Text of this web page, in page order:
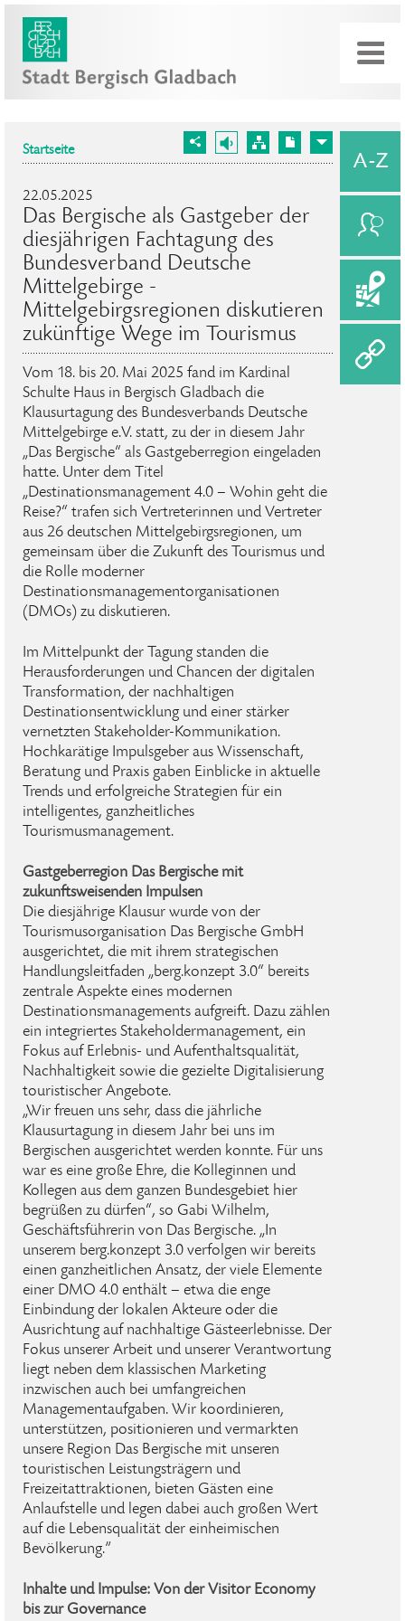
Startseite
22.05.2025
Das Bergische als Gastgeber der
diesjährigen Fachtagung des
Bundesverband Deutsche
Mittelgebirge -
Mittelgebirgsregionen diskutieren
zukünftige Wege im Tourismus
Vom 18. bis 20. Mai 2025 fand im Kardinal
Schulte Haus in Bergisch Gladbach die
Klausurtagung des Bundesverbands Deutsche
Mittelgebirge e.V. statt, zu der in diesem Jahr
„Das Bergische“ als Gastgeberregion eingeladen
hatte. Unter dem Titel
„Destinationsmanagement 4.0 – Wohin geht die
Reise?“ trafen sich Vertreterinnen und Vertreter
aus 26 deutschen Mittelgebirgsregionen, um
gemeinsam über die Zukunft des Tourismus und
die Rolle moderner
Destinationsmanagementorganisationen
(DMOs) zu diskutieren.
Im Mittelpunkt der Tagung standen die
Herausforderungen und Chancen der digitalen
Transformation, der nachhaltigen
Destinationsentwicklung und einer stärker
vernetzten Stakeholder-Kommunikation.
Hochkarätige Impulsgeber aus Wissenschaft,
Beratung und Praxis gaben Einblicke in aktuelle
Trends und erfolgreiche Strategien für ein
intelligentes, ganzheitliches
Tourismusmanagement.
Gastgeberregion Das Bergische mit
zukunftsweisenden Impulsen
Die diesjährige Klausur wurde von der
Tourismusorganisation Das Bergische GmbH
ausgerichtet, die mit ihrem strategischen
Handlungsleitfaden „berg.konzept 3.0“ bereits
zentrale Aspekte eines modernen
Destinationsmanagements aufgreift. Dazu zählen
ein integriertes Stakeholdermanagement, ein
Fokus auf Erlebnis- und Aufenthaltsqualität,
Nachhaltigkeit sowie die gezielte Digitalisierung
touristischer Angebote.
„Wir freuen uns sehr, dass die jährliche
Klausurtagung in diesem Jahr bei uns im
Bergischen ausgerichtet werden konnte. Für uns
war es eine große Ehre, die Kolleginnen und
Kollegen aus dem ganzen Bundesgebiet hier
begrüßen zu dürfen“, so Gabi Wilhelm,
Geschäftsführerin von Das Bergische. „In
unserem berg.konzept 3.0 verfolgen wir bereits
einen ganzheitlichen Ansatz, der viele Elemente
einer DMO 4.0 enthält – etwa die enge
Einbindung der lokalen Akteure oder die
Ausrichtung auf nachhaltige Gästeerlebnisse. Der
Fokus unserer Arbeit und unserer Verantwortung
liegt neben dem klassischen Marketing
inzwischen auch bei umfangreichen
Managementaufgaben. Wir koordinieren,
unterstützen, positionieren und vermarkten
unsere Region Das Bergische mit unseren
touristischen Leistungsträgern und
Freizeitattraktionen, bieten Gästen eine
Anlaufstelle und legen dabei auch großen Wert
auf die Lebensqualität der einheimischen
Bevölkerung.”
Inhalte und Impulse: Von der Visitor Economy
bis zur Governance